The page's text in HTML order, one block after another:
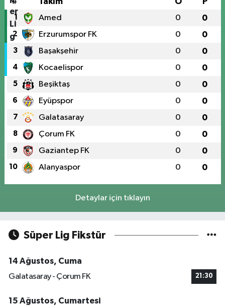
1 Amed 0 0
2 Erzurumspor FK 0 0
3 Başakşehir 0 0
4 Kocaelispor 0 0
5 Beşiktaş 0 0
6 Eyüpspor 0 0
7 Galatasaray 0 0
8 Çorum FK 0 0
9 Gaziantep FK 0 0
10 Alanyaspor 0 0
Detaylar için tıklayın
Süper Lig Fikstür
14 Ağustos, Cuma
Galatasaray - Çorum FK
21:30
15 Ağustos, Cumartesi